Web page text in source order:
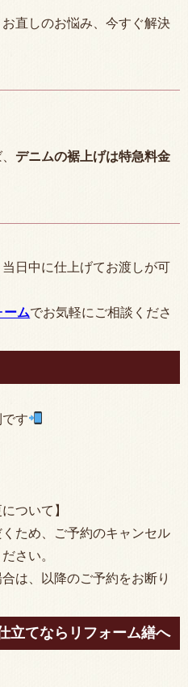
直しのお悩み、今すぐ解決
デニムの裾上げは特急料金
日中に仕上げてお渡しが可
ームでお気軽にご相談くださ
す
ついて】
ため、ご予約のキャンセル
さい。
は、以降のご予約をお断り
立てならリフォーム繕へ